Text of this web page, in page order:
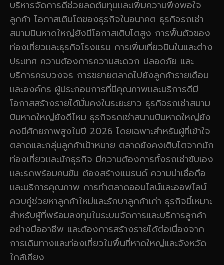
บริหารจัดการดีช่วยลดต้นทุนและเพิ่มความพึงพอใจ
ลูกค้า โอกาสเติบโตของธุรกิจในอนาคต ธุรกิจรถเช่า
สนามบินหาดใหญ่ยังมีโอกาสเติบโตสูง การฟื้นตัวของ
ท่องเที่ยวและธุรกิจโรงแรม การเพิ่มเที่ยวบินในและต่าง
ประเทศ ความต้องการความสะดวก ปลอดภัย และ
บริการครบวงจร การขยายตลาดไปยังลูกค้ารายเดือน
และองค์กร ผู้ประกอบการที่มีคุณภาพและบริการดีมี
โอกาสสร้างรายได้มั่นคงในระยะยาว ธุรกิจรถเช่าสนาม
บินหาดใหญ่ยังดีไหม ธุรกิจรถเช่าสนามบินหาดใหญ่ยัง
คงมีศักยภาพสูงในปี 2026 โดยเฉพาะสำหรับผู้ที่เข้าใจ
ตลาดและกลุ่มลูกค้าเป้าหมาย ตลาดยังคงเติบโตจากนัก
ท่องเที่ยวและนักธุรกิจ มีความต้องการทั้งรถเช่าขับเอง
และรถพร้อมคนขับ ต้องสร้างแบรนด์ ความน่าเชื่อถือ
และบริการคุณภาพ การทำตลาดออนไลน์และออฟไลน์
ควบคู่ช่วยหาลูกค้าใหม่และรักษาลูกค้าเก่า ธุรกิจนี้เหมาะ
สำหรับผู้ที่พร้อมลงทุนในระบบจัดการและบริการลูกค้า
อย่างมืออาชีพ และต้องการสร้างรายได้ต่อเนื่องจาก
การเดินทางและท่องเที่ยวในพื้นที่หาดใหญ่และจังหวัด
ใกล้เคียง